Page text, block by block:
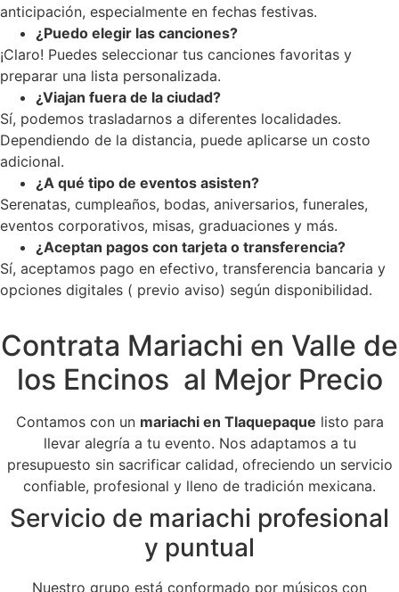
anticipación, especialmente en fechas festivas.
¿Puedo elegir las canciones?
¡Claro! Puedes seleccionar tus canciones favoritas y
preparar una lista personalizada.
¿Viajan fuera de la ciudad?
Sí, podemos trasladarnos a diferentes localidades.
Dependiendo de la distancia, puede aplicarse un costo
adicional.
¿A qué tipo de eventos asisten?
Serenatas, cumpleaños, bodas, aniversarios, funerales,
eventos corporativos, misas, graduaciones y más.
¿Aceptan pagos con tarjeta o transferencia?
Sí, aceptamos pago en efectivo, transferencia bancaria y
opciones digitales ( previo aviso) según disponibilidad.
Contrata Mariachi en Valle de
los Encinos al Mejor Precio
Contamos con un mariachi en Tlaquepaque listo para
llevar alegría a tu evento. Nos adaptamos a tu
presupuesto sin sacrificar calidad, ofreciendo un servicio
confiable, profesional y lleno de tradición mexicana.
Servicio de mariachi profesional
y puntual
Nuestro grupo está conformado por músicos con